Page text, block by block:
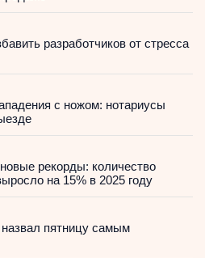
разработчиков от стресса
с ножом: нотариусы
рекорды: количество
на 15% в 2025 году
назвал пятницу самым